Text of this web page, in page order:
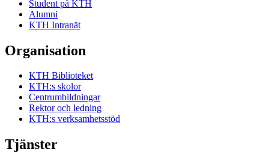
Student på KTH
Alumni
KTH Intranät
Organisation
KTH Biblioteket
KTH:s skolor
Centrumbildningar
Rektor och ledning
KTH:s verksamhetsstöd
Tjänster